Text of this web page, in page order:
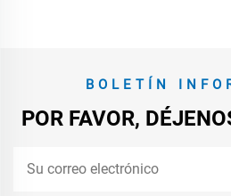
BOLETÍN
POR FAVOR,